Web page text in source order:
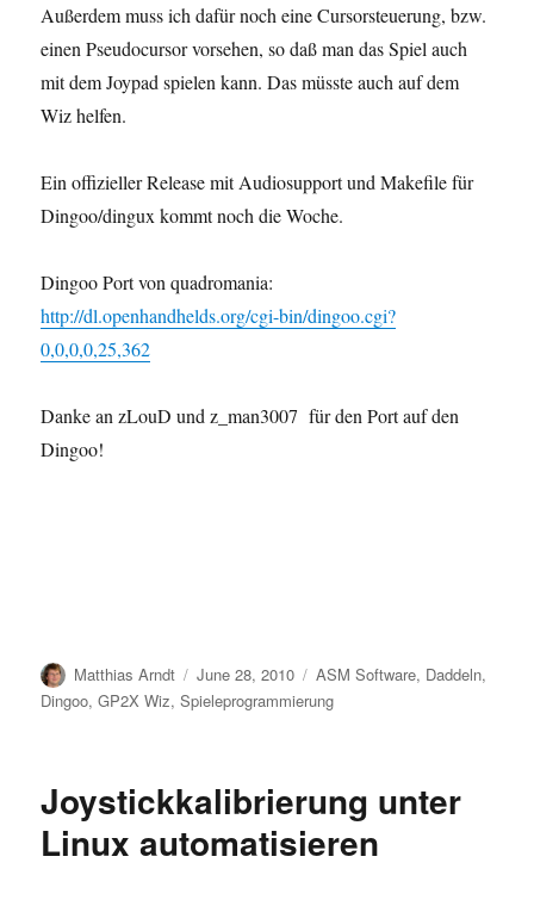
Außerdem muss ich dafür noch eine Cursorsteuerung, bzw.
einen Pseudocursor vorsehen, so daß man das Spiel auch
mit dem Joypad spielen kann. Das müsste auch auf dem
Wiz helfen.
Ein offizieller Release mit Audiosupport und Makefile für
Dingoo/dingux kommt noch die Woche.
Dingoo Port von quadromania:
http://dl.openhandhelds.org/cgi-bin/dingoo.cgi?
0,0,0,0,25,362
Danke an zLouD undz_man3007 für den Port auf den
Dingoo!
Author
Matthias Arndt
Posted
on
June 28, 2010 Categories
ASM Software, Daddeln,
Dingoo,GP2X Wiz,Spieleprogrammierung
Joystickkalibrierung unter
Linux automatisieren